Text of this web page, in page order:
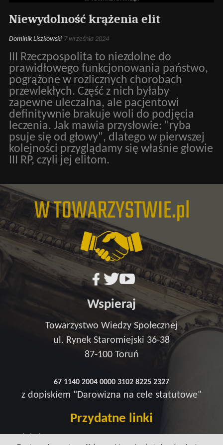
Niewydolność krążenia elit
Dominik Liszkowski 7 września 2024
III Rzeczpospolita to niezdolne do
prawidłowego funkcjonowania państwo,
pogrążone w rozlicznych chorobach
przewlekłych. Część z nich byłaby
zapewne uleczalna, ale pacjentowi
definitywnie brakuje woli do podjęcia
leczenia. Jak mawia przysłowie: "ryba
psuje się od głowy", dlatego w pierwszej
kolejności przyglądamy się właśnie głowie
III RP, czyli jej elitom.
Wspieraj
Towarzystwo Wiedzy Społecznej
ul. Rynek Staromiejski 36-38
87-100 Toruń
67 1140 2004 0000 3102 8225 2327
z dopiskiem "Darowizna na cele statutowe"
Przydatne linki